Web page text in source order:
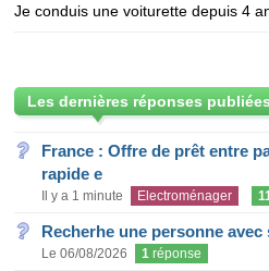
Les dernières réponses publiées
France : Offre de prêt entre
rapide e
Il y a 1 minute Electroménager
Recherhe une personne
Le 06/08/2026 1 réponse